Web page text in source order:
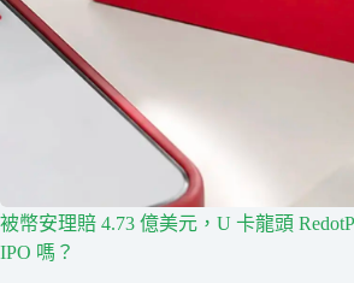
被幣安理賠 4.73 億美元，U 卡龍頭
IPO 嗎？